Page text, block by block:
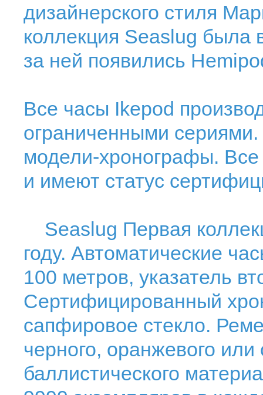
дизайнерского стиля
коллекция Seaslug была
за ней появились
Все часы Ikepod
ограниченными
модели-хронографы.
и имеют статус
Seaslug Первая
году. Автоматические
100 метров, указатель
Сертифицированный
сапфировое стекло.
черного, оранжевого или
баллистического